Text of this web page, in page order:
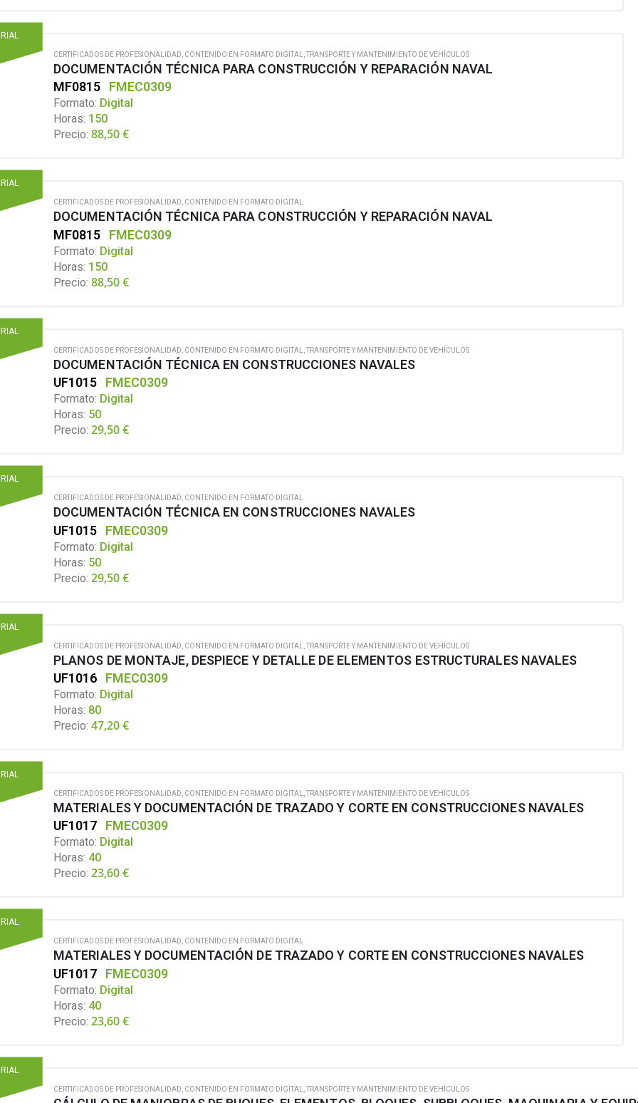
CERTIFICADOS DE PROFESIONALIDAD CONTENIDO EN FORMATO DIGITAL TRANSPORTE Y MANTENIMIENTO DE VEHÍCULOS
DOCUMENTACIÓN TÉCNICA PARA CONSTRUCCIÓN Y REPARACIÓN NAVAL
MF0815
FMEC0309
Formato: Digital
Horas: 150
Precio: 88,50€
CERTIFICADOS DE PROFESIONALIDAD, CONTENIDO EN FORMATO DIGITAL
DOCUMENTACIÓN TÉCNICA PARA CONSTRUCCIÓN Y REPARACIÓN NAVAL
MF0815
FMEC0309
Formato: Digital
Horas: 150
Precio: 88,50€
CERTIFICADOS DE PROFESIONALIDAD CONTENIDO EN FORMATO DIGITAL TRANSPORTE Y MANTENIMIENTO DE VEHÍCULOS
DOCUMENTACIÓN TÉCNICA EN CONSTRUCCIONES NAVALES
UF1015
FMEC0309
Formato: Digital
Horas: 50
Precio: 29,50€
CERTIFICADOS DE PROFESIONALIDAD CONTENIDO EN FORMATO DIGITAL
DOCUMENTACIÓN TÉCNICA EN CONSTRUCCIONES NAVALES
UF1015
FMEC0309
Formato: Digital
Horas: 50
Precio: 29,50€
CERTIFICADOS DE PROFESIONALIDAD CONTENIDO EN FORMATO DIGITAL TRANSPORTE Y MANTENIMIENTO DE VEHÍCULOS
PLANOS DE MONTAJE, DESPIECE Y DETALLE DE ELEMENTOS ESTRUCTURALES NAVALES
UF1016
FMEC0309
Formato: Digital
Horas: 80
Precio: 47,20€
CERTIFICADOS DE PROFESIONALIDAD CONTENIDO EN FORMATO DIGITAL TRANSPORTE Y MANTENIMIENTO DE VEHÍCULOS
MATERIALES Y DOCUMENTACIÓN DE TRAZADO Y CORTE EN CONSTRUCCIONES NAVALES
UF1017
FMEC0309
Formato: Digital
Horas: 40
Precio: 23,60€
CERTIFICADOS DE PROFESIONALIDAD, CONTENIDO EN FORMATO DIGITAL
MATERIALES Y DOCUMENTACIÓN DE TRAZADO Y CORTE EN CONSTRUCCIONES NAVALES
UF1017
FMEC0309
Formato: Digital
Horas: 40
Precio: 23,60€
CERTIFICADOS DE PROFESIONALIDAD CONTENIDO EN FORMATO DIGITAL TRANSPORTE Y MANTENIMIENTO DE VEHÍCULOS